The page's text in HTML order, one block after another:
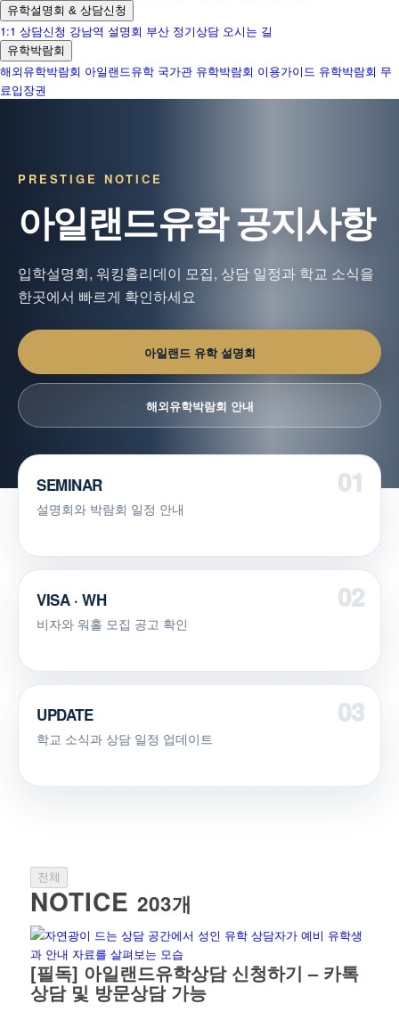
유학설명회 & 상담신청
1:1 상담신청 강남역 설명회 부산 정기상담 오시는 길
유학박람회
해외유학박람회 아일랜드유학 국가관 유학박람회 이용가이드 유학박람회 무
료입장권
PRESTIGE NOTICE
아일랜드유학 공지사항
입학설명회, 워킹홀리데이 모집, 상담 일정과 학교 소식을
한곳에서 빠르게 확인하세요
아일랜드 유학 설명회
해외유학박람회 안내
SEMINAR
설명회와 박람회 일정 안내
VISA · WH
비자와 워홀 모집 공고 확인
UPDATE
학교 소식과 상담 일정 업데이트
전체
NOTICE 203개
[필독] 아일랜드유학상담 신청하기 – 카톡
상담 및 방문상담 가능